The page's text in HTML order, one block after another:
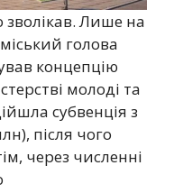
зволікав. Лише на
голова
концепцію
молоді та
субвенція з
після чого
через численні